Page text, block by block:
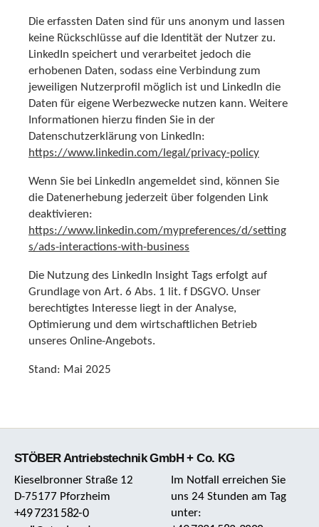
Die erfassten Daten sind für uns anonym und lassen
keine Rückschlüsse auf die Identität der Nutzer zu.
LinkedIn speichert und verarbeitet jedoch die
erhobenen Daten, sodass eine Verbindung zum
jeweiligen Nutzerprofil möglich ist und LinkedIn die
Daten für eigene Werbezwecke nutzen kann. Weitere
Informationen hierzu finden Sie in der
Datenschutzerklärung von LinkedIn:
https://www.linkedin.com/legal/privacy-policy
Wenn Sie bei LinkedIn angemeldet sind, können Sie
die Datenerhebung jederzeit über folgenden Link
deaktivieren:
https://www.linkedin.com/mypreferences/d/setting
s/ads-interactions-with-business
Die Nutzung des LinkedIn Insight Tags erfolgt auf
Grundlage von Art. 6 Abs. 1 lit. f DSGVO. Unser
berechtigtes Interesse liegt in der Analyse,
Optimierung und dem wirtschaftlichen Betrieb
unseres Online-Angebots.
Stand: Mai 2025
STÖBER Antriebstechnik GmbH + Co. KG
Kieselbronner Straße 12
D-75177 Pforzheim
+49 7231 582-0
Im Notfall erreichen Sie
uns 24 Stunden am Tag
unter: